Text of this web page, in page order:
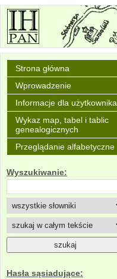
Strona główna
Wprowadzenie
Informacje dla użytkownika
Wykaz map, tabel i tablic
genealogicznych
Przeglądanie alfabetyczne
Wyszukiwanie:
Hasła sąsiadujące: